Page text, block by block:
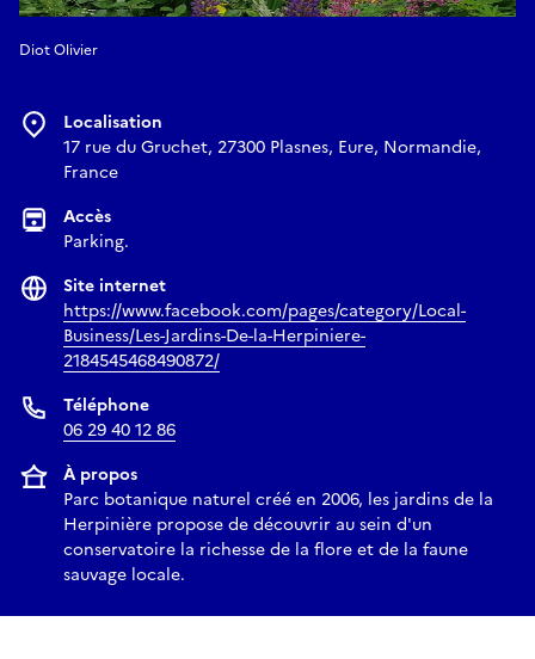
Diot Olivier
Localisation
17 rue du Gruchet, 27300 Plasnes, Eure, Normandie,
France
Accès
Parking.
Site internet
https://www.facebook.com/pages/category/Local-
Business/Les-Jardins-De-la-Herpiniere-
2184545468490872/
Téléphone
06 29 40 12 86
À propos
Parc botanique naturel créé en 2006, les jardins de la
Herpinière propose de découvrir au sein d'un
conservatoire la richesse de la flore et de la faune
sauvage locale.